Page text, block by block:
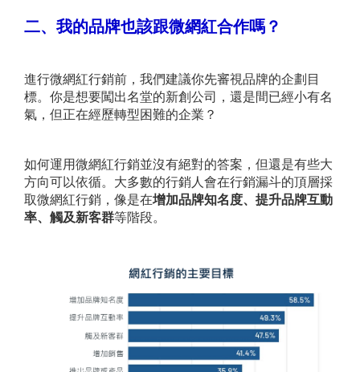
二、我的品牌也該跟微網紅合作嗎？
進行微網紅行銷前，我們建議你先審視品牌的企劃目
標。你是想要闖出名堂的新創公司，還是間已經小有名
氣，但正在經歷轉型困難的企業？
如何運用微網紅行銷並沒有絕對的答案，但還是有些大
方向可以依循。大多數的行銷人會在行銷漏斗的頂層採
取微網紅行銷，像是在增加品牌知名度、提升品牌互動
率、觸及新客群等階段。